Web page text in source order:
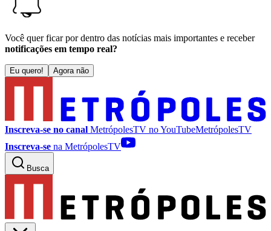
Você quer ficar por dentro das notícias mais importantes e receber
notificações em tempo real?
Eu quero! Agora não
Inscreva-se no canal MetrópolesTV noYouTubeMetrópolesTV
Inscreva-se na MetrópolesTV
Busca